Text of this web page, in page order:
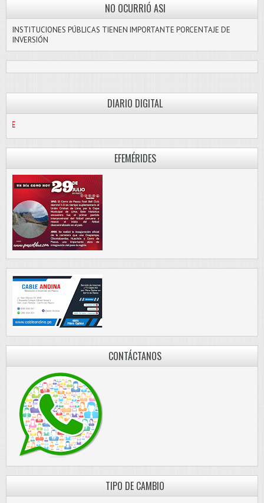
NO OCURRIÓ ASI
INSTITUCIONES PÚBLICAS TIENEN IMPORTANTE PORCENTAJE DE
INVERSIÓN
DIARIO DIGITAL
EFEMÉRIDES
CONTÁCTANOS
TIPO DE CAMBIO